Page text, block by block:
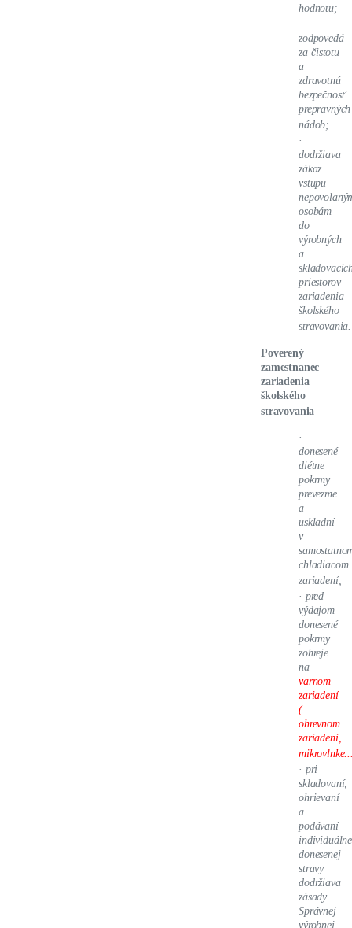
hodnotu;
·
zodpovedá
za čistotu
a
zdravotnú
bezpečnosť
prepravných
nádob;
·
dodržiava
zákaz
vstupu
osobám
do
výrobných
a
priestorov
zariadenia
školského
stravovania.
Poverený
zamestnanec
zariadenia
školského
stravovania
·
donesené
diétne
pokrmy
prevezme
a
uskladní
v
chladiacom
zariadení;
· pred
výdajom
donesené
pokrmy
zohreje
na
varnom
zariadení
(
ohrevnom
zariadení,
· pri
skladovaní,
ohrievaní
a
podávaní
individuálne
donesenej
stravy
dodržiava
zásady
Správnej
výrobnej